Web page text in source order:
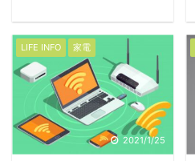
LIFE INFO 家電
2021/1/25